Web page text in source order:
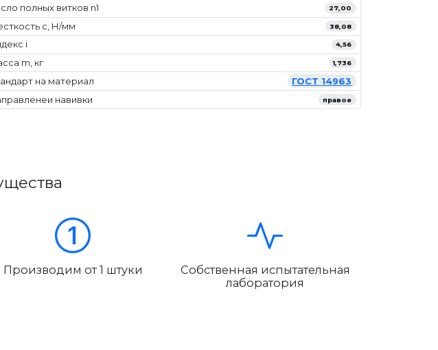
полных витков n1 27,00
с, Н/мм 38,08
i 4,56
m, кг 1,736
на материал
ГОСТ 14963
навивки
правое
Производим от 1 штуки
Собственная испытательная
лаборатория